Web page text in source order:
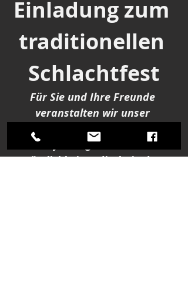
Einladung zum
traditionellen
Schlachtfest
Für Sie und Ihre Freunde
veranstalten wir unser
traditionelles Schlachtfest, bei
dem frisch geschlachtete
Köstlichkeiten direkt in den